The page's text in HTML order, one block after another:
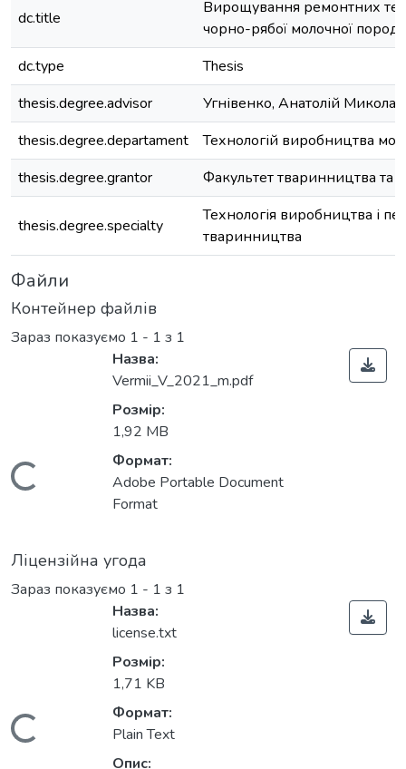
dc.title
Вирощування ремонтних
чорно-рябої молочної
dc.type
Thesis
thesis.degree.advisor
Угнівенко, Анатолій
thesis.degree.departament
Технологій виробництва
thesis.degree.grantor
Факультет тваринництва та
thesis.degree.specialty
Технологія виробництва і
тваринництва
Файли
Контейнер файлів
Зараз показуємо 1 - 1 з 1
Вантажиться...
Назва:
Vermii_V_2021_m.pdf
Розмір:
1,92 MB
Формат:
Adobe Portable Document
Format
Ліцензійна угода
Зараз показуємо 1 - 1 з 1
Назва:
license.txt
Розмір:
1,71 KB
Формат:
Plain Text
Опис: